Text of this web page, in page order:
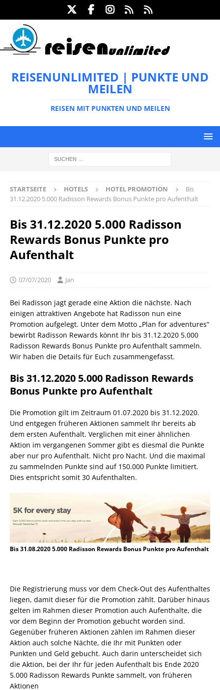
REISENUNLIMITED | PUNKTE UND
MEILEN
REISEN MIT PUNKTEN UND MEILEN
STARTSEITE HOTELS HOTEL PROMOTION
Bis
31.12.2020 5.000 Radisson Rewards Bonus Punkte pro Aufenthalt
Bis 31.12.2020 5.000 Radisson
Rewards Bonus Punkte pro
Aufenthalt
07/07/2020 Jan
Bei Radisson jagt gerade eine Aktion die nächste. Nach
einigen attraktiven Angebote hat Radisson nun eine
Promotion aufgelegt. Unter dem Motto „Plan for adventures“
bewirbt Radisson Rewards könnt Ihr bis 31.12.2020 5.000
Radisson Rewards Bonus Punkte pro Aufenthalt sammeln.
Wir haben die Details für Euch zusammengefasst.
Bis 31.12.2020 5.000 Radisson Rewards
Bonus Punkte pro Aufenthalt
Die Promotion gilt im Zeitraum 01.07.2020 bis 31.12.2020.
Und entgegen früheren Aktionen sammelt Ihr bereits ab
dem ersten Aufenthalt. Verglichen mit einer ähnlichen
Aktion im vergangenen Sommer gibt es diesmal die Punkte
aber nur pro Aufenthalt. Nicht pro Nacht. Und die maximal
zu sammelnden Punkte sind auf 150.000 Punkte limitiert.
Dies entspricht somit 30 Aufenthalten.
Bis 31.08.2020 5.000 Radisson Rewards Bonus Punkte pro Aufenthalt
Die Registrierung muss vor dem Check-Out des Aufenthaltes
liegen, damit dieser für die Promotion zählt. Darüber hinaus
gelten im Rahmen dieser Promotion auch Aufenthalte, die
vor dem Beginn der Promotion gebucht worden sind.
Gegenüber früheren Aktionen zählen im Rahmen dieser
Aktion auch solche Nächte, die Ihr mit Punkten oder
Punkten und Geld gebucht. Auch darin unterscheidet sich
die Aktion, bei der Ihr für jeden Aufenthalt bis Ende 2020
5.000 Radisson Rewards Punkte sammelt, von früheren
Aktionen